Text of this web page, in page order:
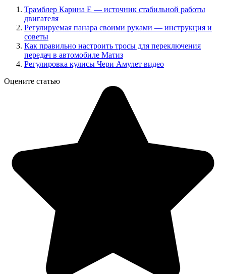
Трамблер Карина Е — источник стабильной работы
двигателя
Регулируемая панара своими руками — инструкция и
советы
Как правильно настроить тросы для переключения
передач в автомобиле Матиз
Регулировка кулисы Чери Амулет видео
Оцените статью